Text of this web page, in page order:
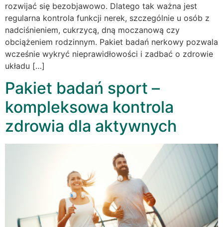
rozwijać się bezobjawowo. Dlatego tak ważna jest
regularna kontrola funkcji nerek, szczególnie u osób z
nadciśnieniem, cukrzycą, dną moczanową czy
obciążeniem rodzinnym. Pakiet badań nerkowy pozwala
wcześnie wykryć nieprawidłowości i zadbać o zdrowie
układu […]
Pakiet badań sport –
kompleksowa kontrola
zdrowia dla aktywnych